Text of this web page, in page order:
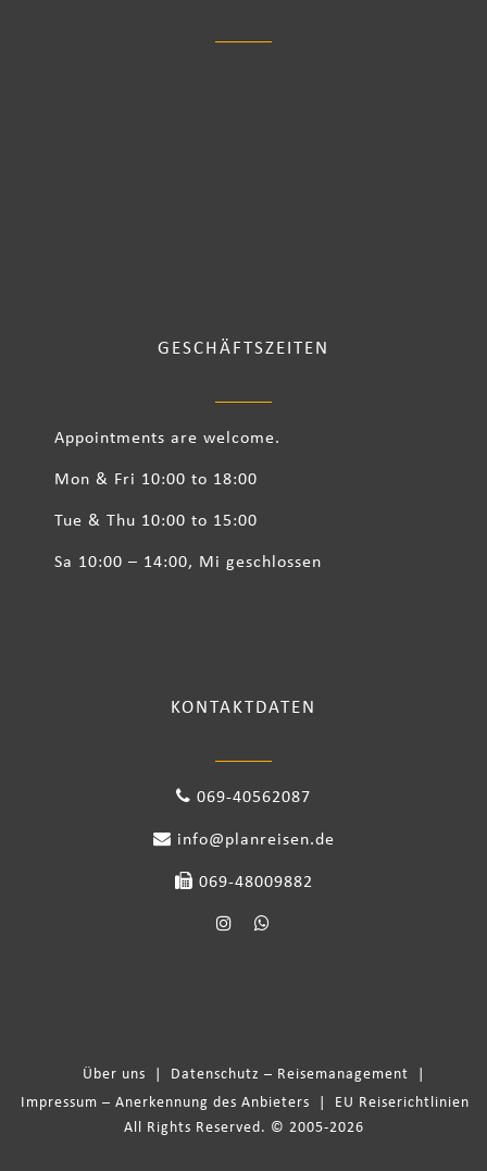
GESCHÄFTSZEITEN
Appointments are welcome.
Mon & Fri 10:00 to 18:00
Tue & Thu 10:00 to 15:00
Sa 10:00 – 14:00, Mi geschlossen
KONTAKTDATEN
069-40562087
info@planreisen.de
069-48009882
Über uns Datenschutz – Reisemanagement
Impressum – Anerkennung des Anbieters
EU Reiserichtlinien
All Rights Reserved. © 2005-2026